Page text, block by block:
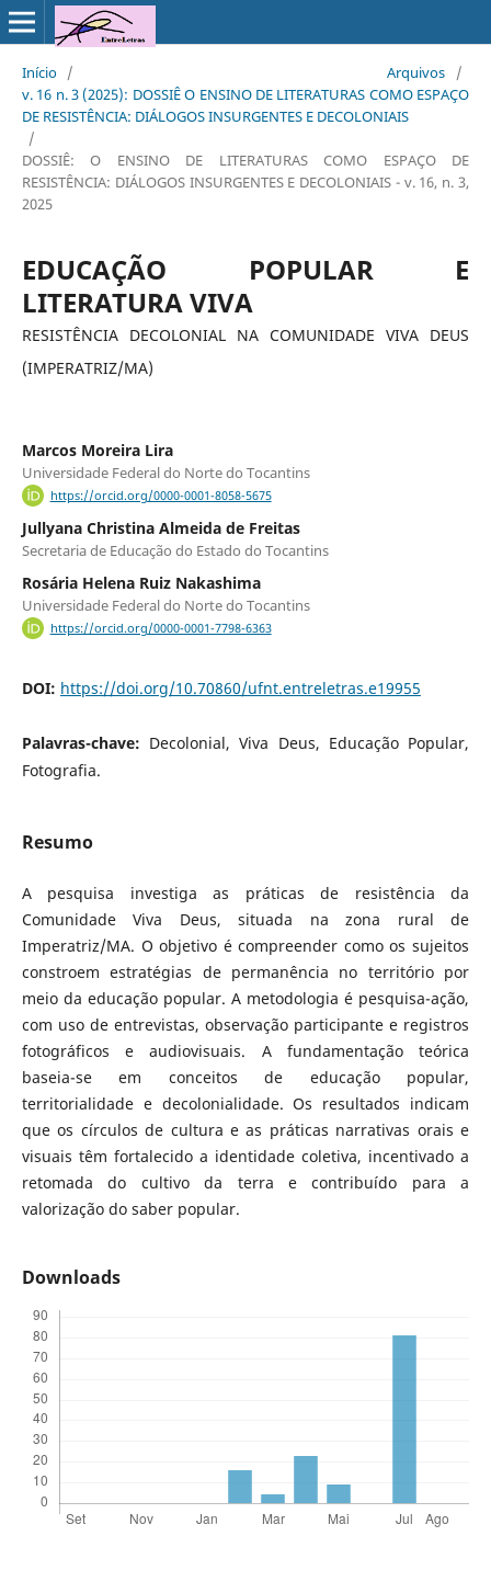
Início / Arquivos
/
v. 16 n. 3 (2025): DOSSIÊ O ENSINO DE LITERATURAS COMO ESPAÇO
DE RESISTÊNCIA: DIÁLOGOS INSURGENTES E DECOLONIAIS
/
DOSSIÊ: O ENSINO DE LITERATURAS COMO ESPAÇO DE
RESISTÊNCIA: DIÁLOGOS INSURGENTES E DECOLONIAIS - v. 16, n. 3,
2025
EDUCAÇÃO POPULAR E
LITERATURA VIVA
RESISTÊNCIA DECOLONIAL NA COMUNIDADE VIVA DEUS
(IMPERATRIZ/MA)
Marcos Moreira Lira
Universidade Federal do Norte do Tocantins
https://orcid.org/0000-0001-8058-5675
Jullyana Christina Almeida de Freitas
Secretaria de Educação do Estado do Tocantins
Rosária Helena Ruiz Nakashima
Universidade Federal do Norte do Tocantins
https://orcid.org/0000-0001-7798-6363
DOI: https://doi.org/10.70860/ufnt.entreletras.e19955
Palavras-chave: Decolonial, Viva Deus, Educação Popular,
Fotografia.
Resumo
A pesquisa investiga as práticas de resistência da
Comunidade Viva Deus, situada na zona rural de
Imperatriz/MA. O objetivo é compreender como os sujeitos
constroem estratégias de permanência no território por
meio da educação popular. A metodologia é pesquisa-ação,
com uso de entrevistas, observação participante e registros
fotográficos e audiovisuais. A fundamentação teórica
baseia-se em conceitos de educação popular,
territorialidade e decolonialidade. Os resultados indicam
que os círculos de cultura e as práticas narrativas orais e
visuais têm fortalecido a identidade coletiva, incentivado a
retomada do cultivo da terra e contribuído para a
valorização do saber popular.
Downloads